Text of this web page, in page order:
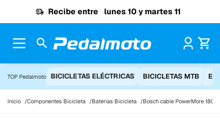
Recibe entre lunes 10 y martes 11
TOP Pedalmoto BICICLETAS ELÉCTRICAS BICICLETAS MTB
Inicio Componentes Bicicleta Baterias Bicicleta Bosch cable PowerMore 180°